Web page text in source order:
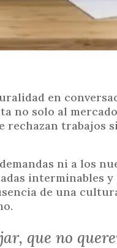
en
no solo al
trabajos
ni a los
interminables
de una
que no